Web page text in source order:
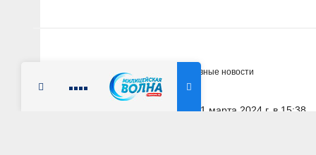
Новости Оперативные новости
21 марта 2024 г. в 15:38
Радио Милицейская волна